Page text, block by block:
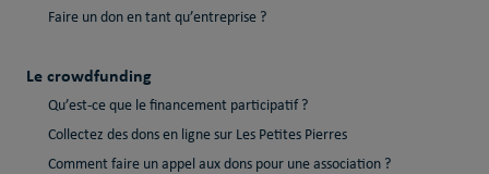
Faire un don en tant qu’entreprise ?
Le crowdfunding
Qu’est-ce que le financement participatif ?
Collectez des dons en ligne sur Les Petites Pierres
Comment faire un appel aux dons pour une association ?